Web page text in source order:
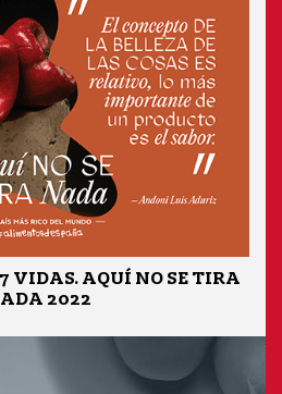
VIDAS. AQUÍ NO SE TIRA
2022